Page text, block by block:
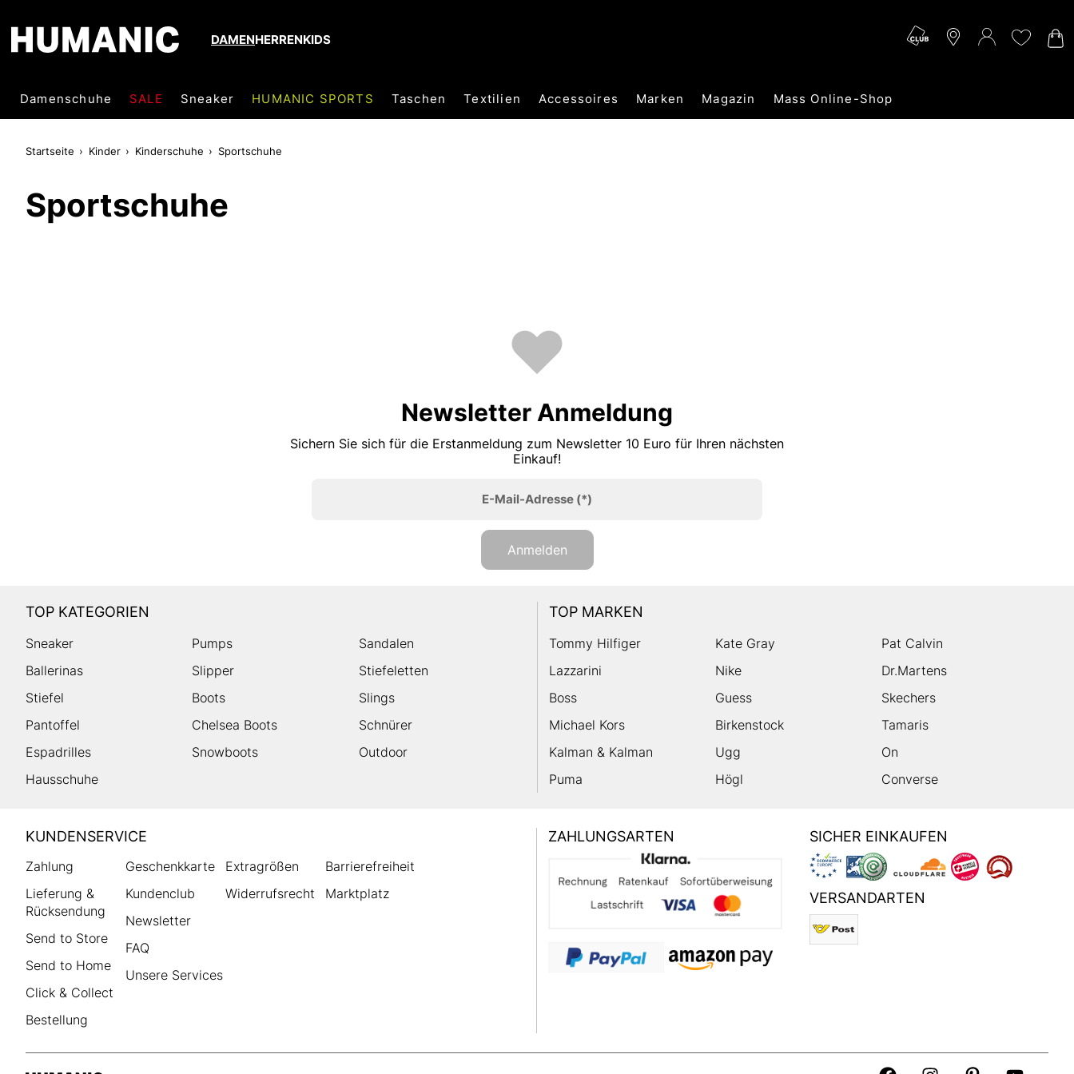
DAMENHERRENKIDS
Damenschuhe SALE Sneaker HUMANIC SPORTS Taschen Textilien Accessoires Marken Magazin Mass Online-Shop
Startseite Kinder Kinderschuhe Sportschuhe
Sportschuhe
Newsletter Anmeldung
Sichern Sie sich für die Erstanmeldung zum Newsletter 10 Euro für Ihren nächsten
Einkauf!
E-Mail-Adresse(*)
Anmelden
TOP KATEGORIEN
Sneaker Pumps
Sandalen
Ballerinas
Slipper
Stiefeletten
Stiefel
Boots
Slings
Pantoffel
Chelsea Boots
Schnürer
Espadrilles
Snowboots
Outdoor
Hausschuhe
TOP MARKEN
Tommy Hilfiger Kate Gray
Pat Calvin
Lazzarini
Nike
Dr.Martens
Boss
Guess
Skechers
Michael Kors
Birkenstock
Tamaris
Kalman & Kalman
Ugg
On
Puma
Högl Converse
HUMANIC
Footer
KUNDENSERVICE
Zahlung
Lieferung &
Rücksendung
Send to Store
Send to Home
Click & Collect
Bestellung
Geschenkkarte
Kundenclub
Newsletter
FAQ
Unsere Services
Extragrößen
Widerrufsrecht
Barrierefreiheit
Marktplatz
ZAHLUNGSARTEN SICHER EINKAUFEN
VERSANDARTEN